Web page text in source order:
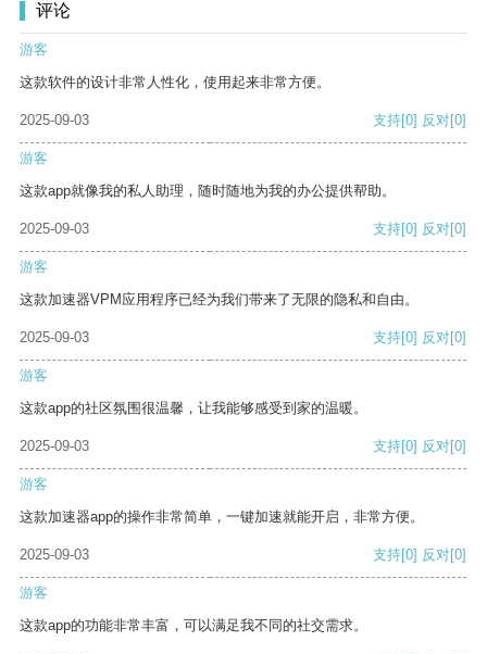
评论
游客
这款软件的设计非常人性化，使用起来非常方便。
2025-09-03 支持[0] 反对[0]
游客
这款app就像我的私人助理，随时随地为我的办公提供帮助。
2025-09-03 支持[0] 反对[0]
游客
这款加速器VPM应用程序已经为我们带来了无限的隐私和自由。
2025-09-03 支持[0] 反对[0]
游客
这款app的社区氛围很温馨，让我能够感受到家的温暖。
2025-09-03 支持[0] 反对[0]
游客
这款加速器app的操作非常简单，一键加速就能开启，非常方便。
2025-09-03 支持[0] 反对[0]
游客
这款app的功能非常丰富，可以满足我不同的社交需求。